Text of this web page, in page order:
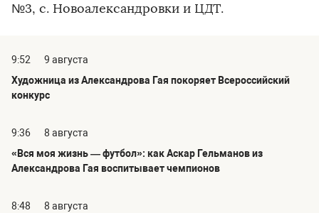
№3, с. Новоалександровки и ЦДТ.
9:52
9 августа
Художница из Александрова Гая покоряет Всероссийский
конкурс
9:36
8 августа
«Вся моя жизнь — футбол»: как Аскар Гельманов из
Александрова Гая воспитывает чемпионов
8:48
8 августа